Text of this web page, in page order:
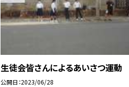
生徒会皆さんによるあいさつ運動
公開日 2023/06/28